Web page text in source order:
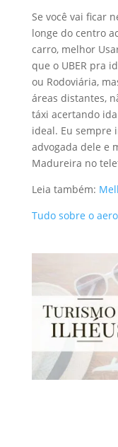
Se você vai ficar
longe do centro
carro, melhor
que o UBER pra
ou Rodoviária,
áreas distantes,
táxi acertando
ideal. Eu sempre
advogada dele e
Madureira no
Leia também:
Tudo sobre o